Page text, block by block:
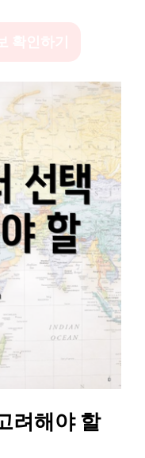
려해야 할